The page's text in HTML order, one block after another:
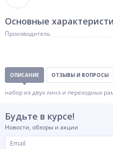
Основные
Производитель
ОПИСАНИЕ ОТЗЫВЫ И ВОПРОСЫ
набор из двух линз и переходных
Будьте в курсе!
Новости, обзоры и акции